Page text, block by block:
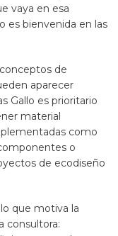
vaya en esa
es bienvenida en las
de
aparecer
Gallo es prioritario
material
como
o
de ecodiseño
que motiva la
consultora: